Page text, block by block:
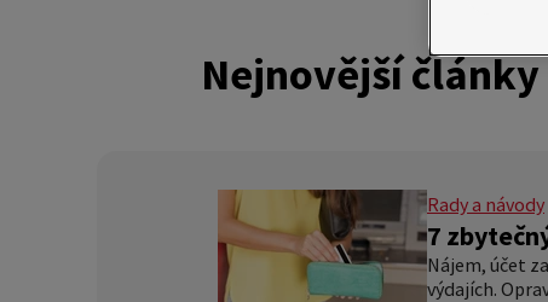
Nejnovější články
Rady a návody
7
Nájem, účet
výdajích.